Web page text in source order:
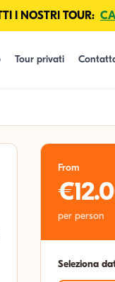
I NOSTRI TOUR:
Tour privati
From
per person
Seleziona